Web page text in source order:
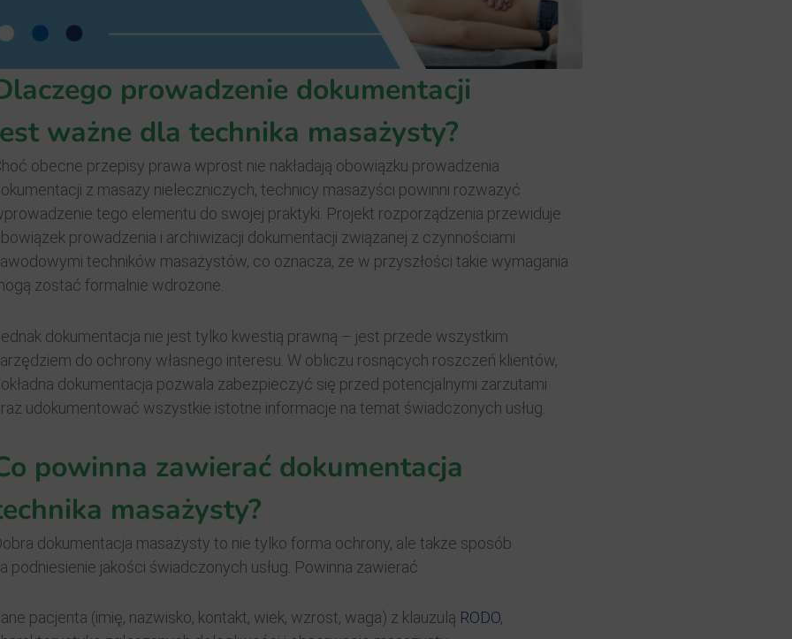
prowadzenie dokumentacji
ważne dla technika masażysty?
obecne przepisy prawa wprost nie nakładają obowiązku prowadzenia
z masaży nieleczniczych, technicy masażyści powinni rozważyć
tego elementu do swojej praktyki. Projekt rozporządzenia przewiduje
prowadzenia i archiwizacji dokumentacji związanej z czynnościami
techników masażystów, co oznacza, że w przyszłości takie wymagania
zostać formalnie wdrożone.
dokumentacja nie jest tylko kwestią prawną – jest przede wszystkim
do ochrony własnego interesu. W obliczu rosnących roszczeń klientów,
dokumentacja pozwala zabezpieczyć się przed potencjalnymi zarzutami
udokumentować wszystkie istotne informacje na temat świadczonych usług.
powinna zawierać dokumentacja
masażysty?
dokumentacja masażysty to nie tylko forma ochrony, ale także sposób
podniesienie jakości świadczonych usług. Powinna zawierać:
pacjenta (imię, nazwisko, kontakt, wiek, wzrost, waga) z klauzulą RODO,